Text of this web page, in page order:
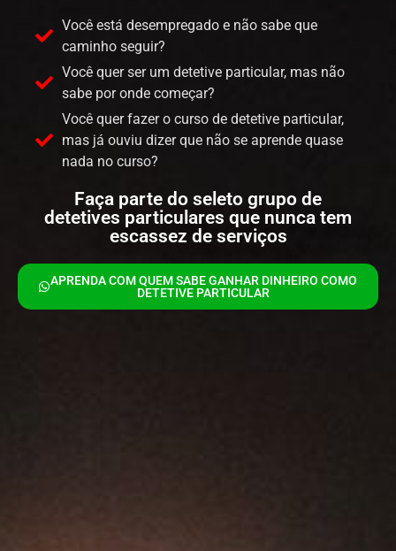
Você está desempregado e não sabe que
caminho seguir?
Você quer ser um detetive particular, mas não
sabe por onde começar?
Você quer fazer o curso de detetive particular,
mas já ouviu dizer que não se aprende quase
nada no curso?
Faça parte do seleto grupo de
detetives particulares que nunca tem
escassez de serviços
APRENDA COM QUEM SABE GANHAR DINHEIRO COMO
DETETIVE PARTICULAR